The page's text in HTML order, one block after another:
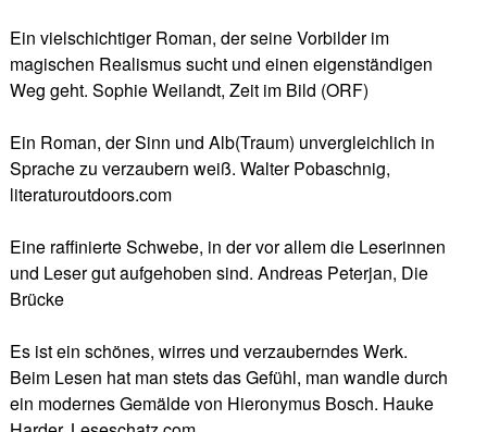
Ein vielschichtiger Roman, der seine Vorbilder im
magischen Realismus sucht und einen eigenständigen
Weg geht. Sophie Weilandt, Zeit im Bild (ORF)
Ein Roman, der Sinn und Alb(Traum) unvergleichlich in
Sprache zu verzaubern weiß. Walter Pobaschnig,
literaturoutdoors.com
Eine raffinierte Schwebe, in der vor allem die Leserinnen
und Leser gut aufgehoben sind. Andreas Peterjan, Die
Brücke
Es ist ein schönes, wirres und verzauberndes Werk.
Beim Lesen hat man stets das Gefühl, man wandle durch
ein modernes Gemälde von Hieronymus Bosch. Hauke